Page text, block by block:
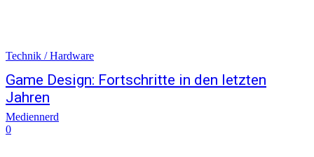
Technik / Hardware
Game Design: Fortschritte in den letzten
Jahren
Mediennerd
0